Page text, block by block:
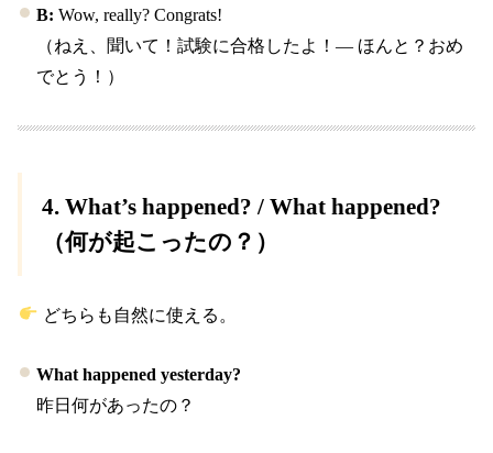
B: Wow, really? Congrats!
（ねえ、聞いて！試験に合格したよ！― ほんと？おめ
でとう！）
4. What’s happened? / What happened?
（何が起こったの？）
どちらも自然に使える。
What happened yesterday?
昨日何があったの？